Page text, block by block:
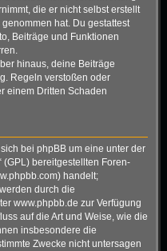
die er nicht selbst erstellt
hat. Du gestattest
Beiträge und Funktionen
hinaus, deine Beiträge
Regeln verstoßen oder
einem Dritten Schaden
bei phpBB um eine unter der
(GPL) bereitgestellten Foren-
handelt;
durch die
www.phpbb.de zur Verfügung
auf die Art und Weise, wie die
insbesondere die
Zwecke nicht untersagen